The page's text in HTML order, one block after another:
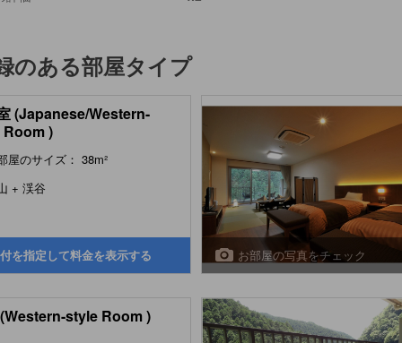
のある部屋タイプ
(Japanese/Western-
)
屋のサイズ： 38m²
+ 渓谷
を指定して料金を表示する お部屋の写真をチェック
style Room )